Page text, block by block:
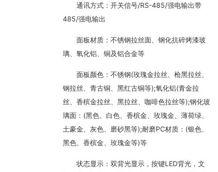
精雕系列智能开关
70款的智能开关
通讯方式：开关信号/RS-485/强电输出带
485/强电输出
面板材质：不锈钢拉丝面、钢化抗碎烤漆玻
璃、氧化铝、铜及铝合金等
面板颜色：不锈钢(玫瑰金拉丝、枪黑拉丝、
钢拉丝、青古铜、黑红古铜等);氧化铝(青金拉
丝、香槟金拉丝、黑拉丝、咖啡色拉丝等);钢化玻
璃面：(黑色、白色、香槟金、玫瑰金、薄荷绿、
土豪金、灰色、磨砂黑等);耐磨PC材质：(银色、
黑色、香槟金、玫瑰金等)等
状态显示：双背光显示，按键LED背光，文